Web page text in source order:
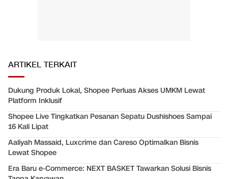
ARTIKEL TERKAIT
Dukung Produk Lokal, Shopee Perluas Akses UMKM Lewat
Platform Inklusif
Shopee Live Tingkatkan Pesanan Sepatu Dushishoes Sampai
16 Kali Lipat
Aaliyah Massaid, Luxcrime dan Careso Optimalkan Bisnis
Lewat Shopee
Era Baru e-Commerce: NEXT BASKET Tawarkan Solusi Bisnis